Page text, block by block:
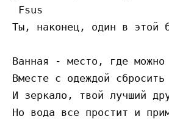
Fsus
Ты, наконец, один в этой
Ванная - место, где можно
Вместе с одеждой
И зеркало, твой лучший
Но вода все простит и